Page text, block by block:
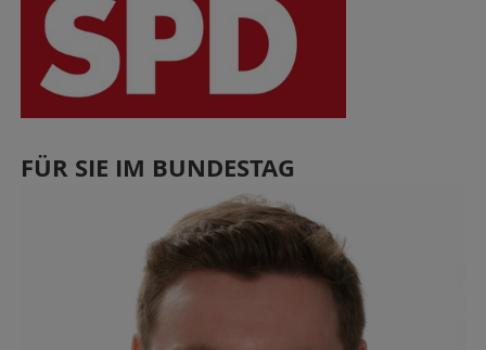
FÜR SIE IM BUNDESTAG